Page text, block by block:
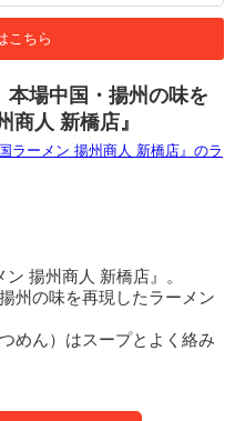
こちら
本場中国・揚州の味を
商人 新橋店』
揚州商人 新橋店』。
州の味を再現したラーメン
めん）はスープとよく絡み